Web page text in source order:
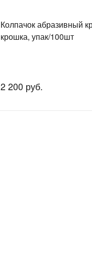
Колпачок абразивный
крошка, упак/100шт
2 200 руб.